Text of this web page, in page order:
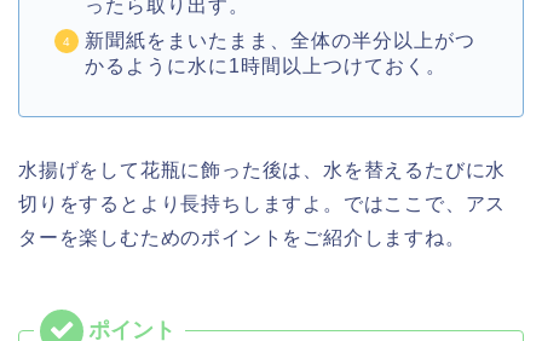
ったら取り出す。
新聞紙をまいたまま、全体の半分以上がつ
かるように水に1時間以上つけておく。
水揚げをして花瓶に飾った後は、水を替えるたびに水
切りをするとより長持ちしますよ。ではここで、アス
ターを楽しむためのポイントをご紹介しますね。